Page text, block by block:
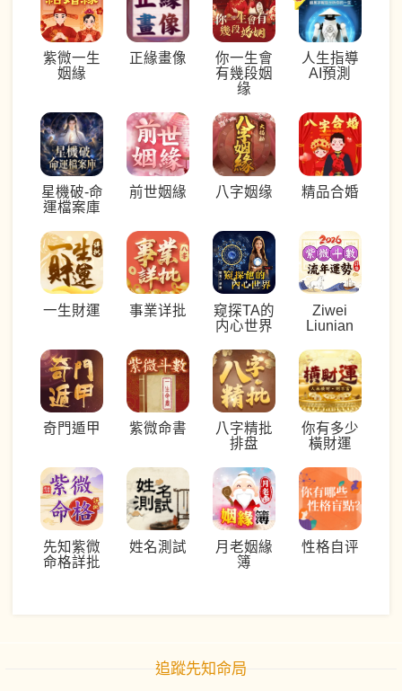
紫微一生
姻緣
正緣畫像
你一生會
有幾段姻
缘
人生指導
AI預測
星機破-命
運檔案庫
前世姻緣 八字姻缘 精品合婚
一生財運 事業详批
窥探TA的
内心世界
Ziwei
Liunian
奇門遁甲 紫微命書
八字精批
排盘
你有多少
橫財運
先知紫微
命格詳批
姓名測試
月老姻緣
簿
性格自评
追蹤先知命局